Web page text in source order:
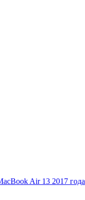
Air 13 2017 года